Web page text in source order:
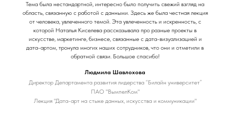
Тема была нестандартной, интересно было получить свежий взгляд на
область, связанную с работой с данными. Здесь же была честная лекция
от человека, увлеченного темой. Эта увлеченность и искренность, с
которой Наталья Киселева рассказывала про разные проекты в
искусстве, маркетинге, бизнесе, связанные с дата-визуализацией и
дата-артом, тронула многих наших сотрудников, что они и отметили в
обратной связи. Большое спасибо!
Людмила Шавлохова
Директор Департамента развития лидерства “Билайн университет”
ПАО "ВымпелКом"
Лекция "Дата-арт на стыке данных, искусства и коммуникации"